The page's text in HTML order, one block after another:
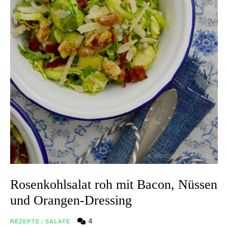
Rosenkohlsalat roh mit Bacon, Nüssen
und Orangen-Dressing
REZEPTE / SALATE 4